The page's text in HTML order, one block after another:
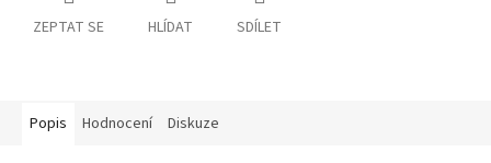
ZEPTAT SE HLÍDAT SDÍLET
Popis Hodnocení Diskuze